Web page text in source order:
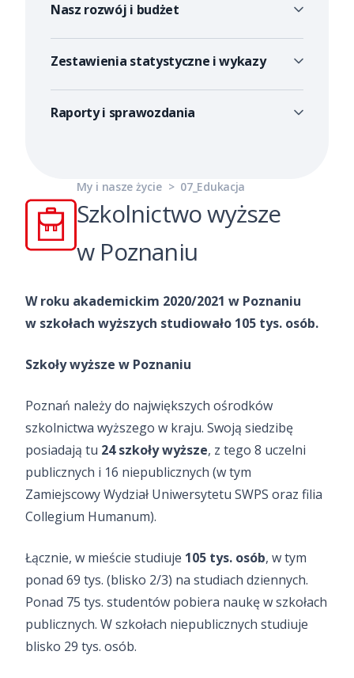
Nasz rozwój i budżet
Zestawienia statystyczne i wykazy
Raporty i sprawozdania
My i nasze życie > 07_Edukacja
Szkolnictwo wyższe
w Poznaniu
W roku akademickim 2020/2021 w Poznaniu
w szkołach wyższych studiowało 105 tys. osób.
Szkoły wyższe w Poznaniu
Poznań należy do największych ośrodków
szkolnictwa wyższego w kraju. Swoją siedzibę
posiadają tu 24 szkoły wyższe, z tego 8 uczelni
publicznych i 16 niepublicznych (w tym
Zamiejscowy Wydział Uniwersytetu SWPS oraz filia
Collegium Humanum).
Łącznie, w mieście studiuje 105 tys. osób, w tym
ponad 69 tys. (blisko 2/3) na studiach dziennych.
Ponad 75 tys. studentów pobiera naukę w szkołach
publicznych. W szkołach niepublicznych studiuje
blisko 29 tys. osób.